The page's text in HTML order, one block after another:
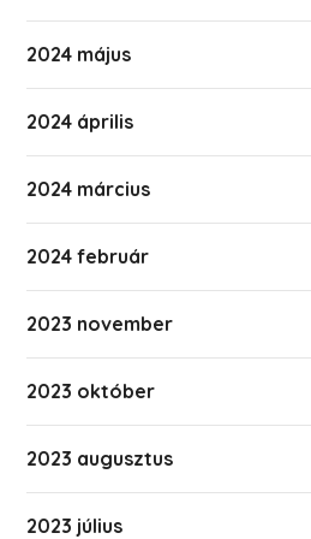
2024 május
2024 április
2024 március
2024 február
2023 november
2023 október
2023 augusztus
2023 július